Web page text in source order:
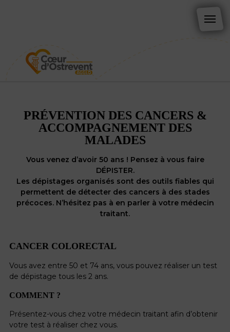
PRÉVENTION DES CANCERS &
ACCOMPAGNEMENT DES
MALADES
Vous venez d’avoir 50 ans ! Pensez à vous faire
DÉPISTER.
Les dépistages organisés sont des outils fiables qui
permettent de détecter des cancers à des stades
précoces. N’hésitez pas à en parler à votre médecin
traitant.
CANCER COLORECTAL
Vous avez entre 50 et 74 ans, vous pouvez réaliser un test
de dépistage tous les 2 ans.
COMMENT ?
Présentez-vous chez votre médecin traitant afin d’obtenir
votre test à réaliser chez vous.